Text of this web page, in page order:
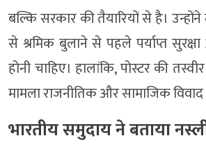
बल्कि सरकार की तैयारियों से है। उन्होंने
से श्रमिक बुलाने से पहले पर्याप्त
होनी चाहिए। हालांकि, पोस्टर की
मामला राजनीतिक और सामाजिक
भारतीय समुदाय ने बताया